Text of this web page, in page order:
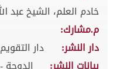
خادم العلم، الشيخ عبد
م.مشارك:
دار النشر:
دار